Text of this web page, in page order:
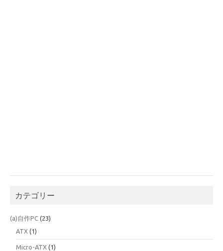
カテゴリー
(a)自作PC (23)
ATX (1)
Micro-ATX (1)